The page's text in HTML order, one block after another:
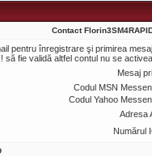
Contact
pentru înregistrare şi primirea
să fie validă altfel contul nu se
Mesaj
Codul MSN
Codul Yahoo
Adresa
Numărul